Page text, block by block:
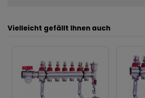
Vielleicht gefällt Ihnen auch